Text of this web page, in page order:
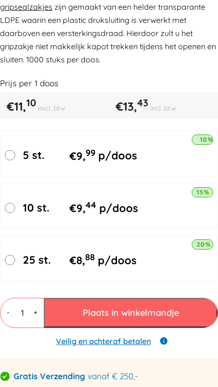
gripsealzakjes zijn gemaakt van een helder transparante
LDPE waarin een plastic druksluiting is verwerkt met
daarboven een versterkingsdraad. Hierdoor zult u het
gripzakje niet makkelijk kapot trekken tijdens het openen en
sluiten. 1000 stuks per doos.
Prijs per 1 doos
€11,10 excl. btw €13,43 incl. btw
5 st. €9,99 p/doos
10%
10 st. €9,44 p/doos
15%
25 st. €8,88 p/doos
20%
-
Gripzakjes
80
x
120mm
micron
+ Plaats in winkelmandje
Veilig en achteraf betalen
Gratis Verzending vanaf € 250,-